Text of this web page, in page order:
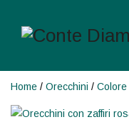
Home / Orecchini / Colore